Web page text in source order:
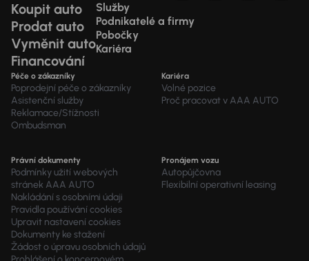
Koupit auto
Prodat auto
Vyměnit auto
Financování
Služby
Podnikatelé a firmy
Pobočky
Kariéra
Péče o zákazníky
Poprodejní péče o zákazníky
Asistenční služby
Reklamace/Stížnosti
Ombudsman
Kariéra
Volné pozice
Proč pracovat v AAA AUTO
Právní dokumenty
Podmínky užití webových
stránek AAA AUTO
Nakládání s osobními údaji
Pravidla používání cookies
Upravit nastavení cookies
Dokumenty ke stažení
Žádost o úpravu osobních údajů
Pronájem vozu
Autopůjčovna
Flexibilní operativní leasing